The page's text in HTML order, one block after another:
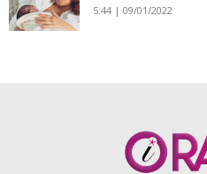
5:44 | 09/01/2022